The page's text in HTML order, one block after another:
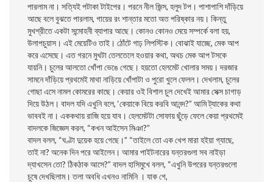
পারলাম না। সত্যিই পটাকা টাইপের। পরনে নীল জিন্স, হলুদ টপ। পাশাপাশি দাঁড়িয়ে
আছে বলে বুঝতে পারলাম, গায়ের রং শান্তার মতো অত পরিষ্কার নয়। কিন্তু
মুখশ্রীতে একটা সন্মোহনী ব্যাপার আছে। কোনও কোনও মেয়ে সম্পর্কে বলা হয়,
উলাপচুয়াস। এই মেয়েটিও তাই। ঠোঁটে গাঢ় লিপস্টিক। বোঝাই যাচ্ছে, মেক আপ
করে এসেছে। এত গরনে মুখটা তেলতেলে হওয়ার কথা, অথচ মেক আপ টসকে
যায়নি। চুলের আলতো খোঁপা ভেঙে গেছে। হয়তো হেলমেট খোলার সময়। দরজার
সামনে দাঁড়িয়ে প্রথমেই মাথা নাড়িয়ে খোঁপাটা ও পুরো খুলে ফেলল। দেখলাম, চুলের
গোছা এসে নামল কোমরের কাছে। কেয়ার ওই বিশাল চুল দেখেই আমার সেক্স চাগাড়
দিয়ে উঠল। বাদল যদি এখুনি বলে, ‘কেয়াকে বিয়ে করবি আনন্দ?” আমি ট্যাকের কথা
ভাববই না। এককথায় রাজি হয়ে যাব। হেলমেটটা সোফায় ছুঁড়ে ফেলে কেয়া প্রথমেই
বাদলকে জিজ্ঞেস করল, “কখন আইসেন মিঞা?”
বাদল বলল, “ঘণ্টা দুয়েক হয়ে গেছে।” “তাইলে তো এক খেপ মারা হইয়া গ্যাছে,
তাই না? অনেক দিন পরে আইলেন। আমার পাইটনারের যন্তরগুলা সব নাইড়া
দ্যাখসেন তো? ঠিকঠাক আসে?” বাদল হাসিমুখে বলল, “এখুনি উপরের যন্তরগুলো
চুষে দেখছিলাম। তলা অবধি এখনও নামিনি । যাক গে,